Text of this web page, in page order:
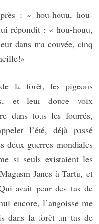
: « hou-houu, hou-
répondit : « hou-houu,
dans ma couvée, cinq
la forêt, les pigeons
et leur douce voix
dans tous les fourrés,
l’été, déjà passé
deux guerres mondiales
si seuls existaient les
Jänes à Tartu, et
avait peur des tas de
encore, l’angoisse me
dans la forêt un tas de